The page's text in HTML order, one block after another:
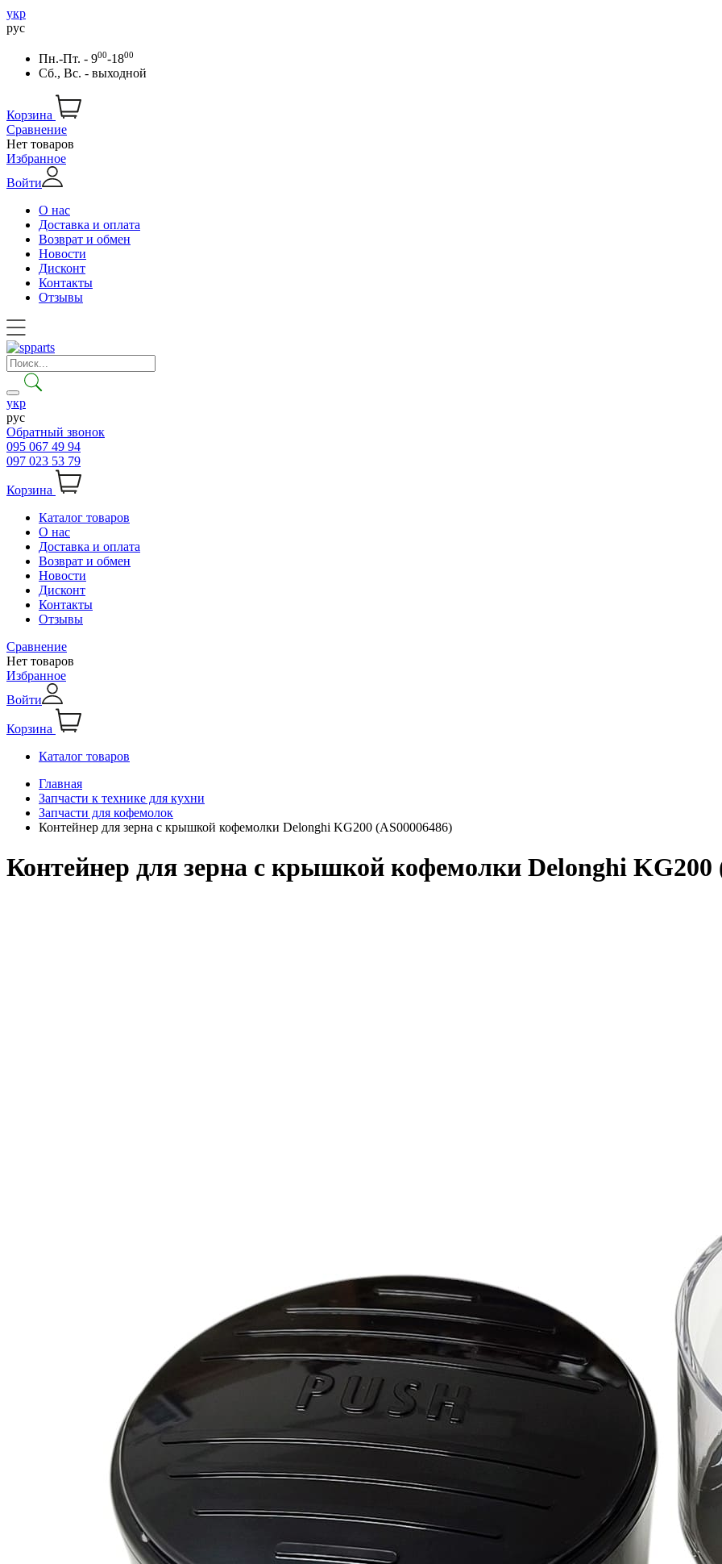
укр
рус
Пн.-Пт. - 900-1800
Сб., Вс. - выходной
Корзина
Сравнение
Нет товаров
Избранное
Войти
О нас
Доставка и оплата
Возврат и обмен
Новости
Дисконт
Контакты
Отзывы
укр
рус
Обратный звонок
095 067 49 94
097 023 53 79
Корзина
Каталог товаров
О нас
Доставка и оплата
Возврат и обмен
Новости
Дисконт
Контакты
Отзывы
Сравнение
Нет товаров
Избранное
Войти
Корзина
Каталог товаров
Главная
Запчасти к технике для кухни
Запчасти для кофемолок
Контейнер для зерна с крышкой кофемолки Delonghi KG200 (AS00006486)
Контейнер для зерна с крышкой кофемолки Delonghi KG200